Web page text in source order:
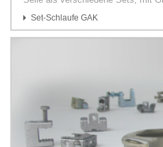
Set-Schlaufe GAK